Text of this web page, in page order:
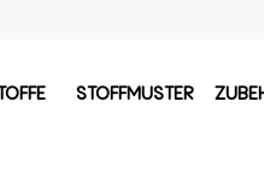
STOFFMUSTER